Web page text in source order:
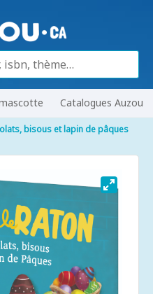
Catalogues Auzou
bisous et lapin de pâques